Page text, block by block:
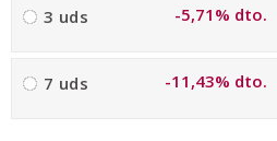
3 uds -5,71% dto.
7 uds -11,43% dto.